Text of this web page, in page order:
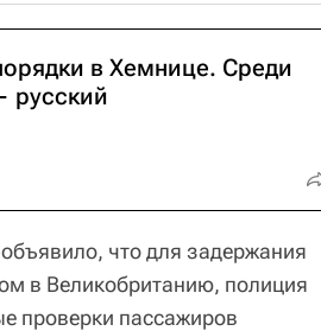
в Хемнице. Среди
русский
что для задержания
в Великобританию, полиция
проверки пассажиров